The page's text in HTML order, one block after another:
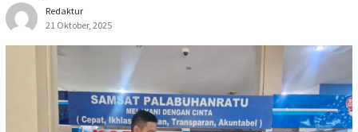
Redaktur
21 Oktober, 2025